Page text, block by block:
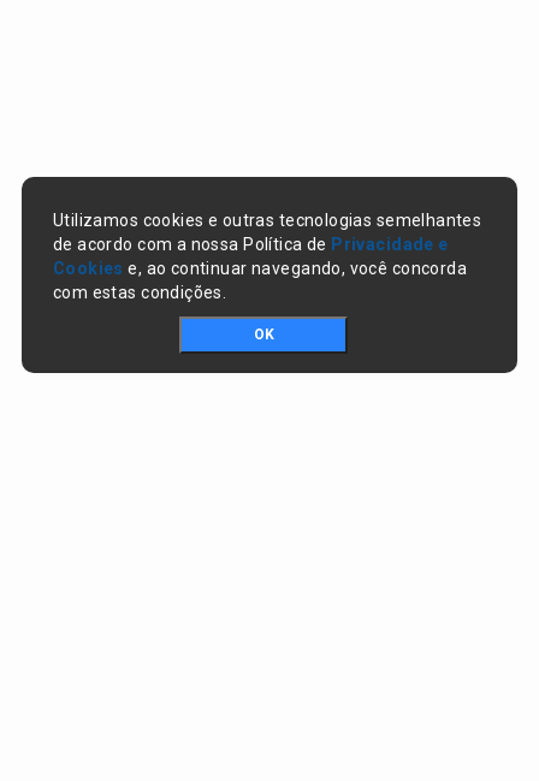
Utilizamos cookies e outras tecnologias semelhantes
de acordo com a nossa Política de Privacidade e
Cookies e, ao continuar navegando, você concorda
com estas condições.
OK